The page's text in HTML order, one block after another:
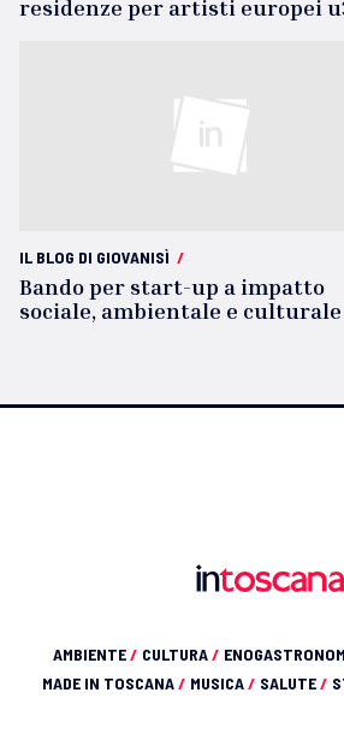
residenze per artisti europei
IL BLOG DI GIOVANISÌ /
Bando per start-up a impatto
sociale, ambientale e culturale
AMBIENTE/ CULTURA/
MADE IN TOSCANA/ MUSICA/ SALUTE/